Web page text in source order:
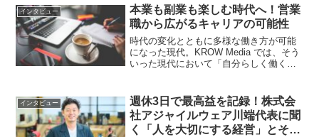
野球チームや選手向けにコンサルティン
グしており、現...
インタビュー
本業も副業も楽しむ時代へ！営業
職から広がるキャリアの可能性
時代の変化とともに多様な働き方が可能
になった現代。KROW Media では、そう
いった現代において「自分らしく働く」
にとって「一つの選択肢が増える」そん
な記事になれば...
インタビュー
週休3日で最高益を記録！株式会
社アジャイルウェア川端代表に聞
く「人を大切にする経営」とその